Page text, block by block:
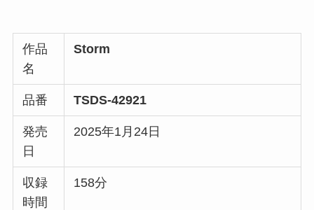
作品
名
Storm
品番 TSDS-42921
発売
日
2025年1月24日
収録
時間
158分